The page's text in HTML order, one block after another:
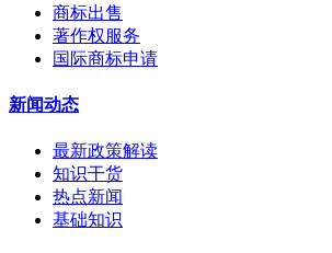
商标出售
著作权服务
国际商标申请
新闻动态
最新政策解读
知识干货
热点新闻
基础知识